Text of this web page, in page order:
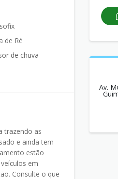
de Ré
de chuva
trazendo as
e ainda tem
estão
em
Consulte o que
Av.